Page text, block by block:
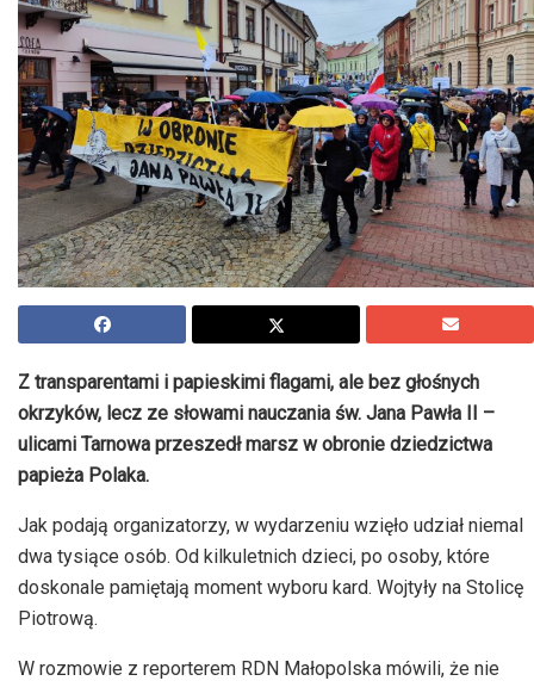
Z transparentami i papieskimi flagami, ale bez głośnych
okrzyków, lecz ze słowami nauczania św. Jana Pawła II –
ulicami Tarnowa przeszedł marsz w obronie dziedzictwa
papieża Polaka.
Jak podają organizatorzy, w wydarzeniu wzięło udział niemal
dwa tysiące osób. Od kilkuletnich dzieci, po osoby, które
doskonale pamiętają moment wyboru kard. Wojtyły na Stolicę
Piotrową.
W rozmowie z reporterem RDN Małopolska mówili, że nie